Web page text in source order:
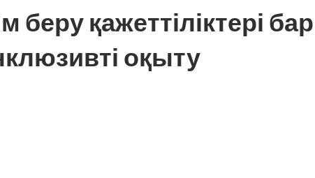
беру қажеттіліктері бар
оқыту